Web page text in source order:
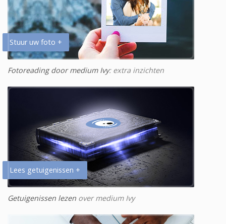
Stuur uw foto +
Fotoreading door medium Ivy: extra inzichten
Lees getuigenissen +
Getuigenissen lezen over medium Ivy